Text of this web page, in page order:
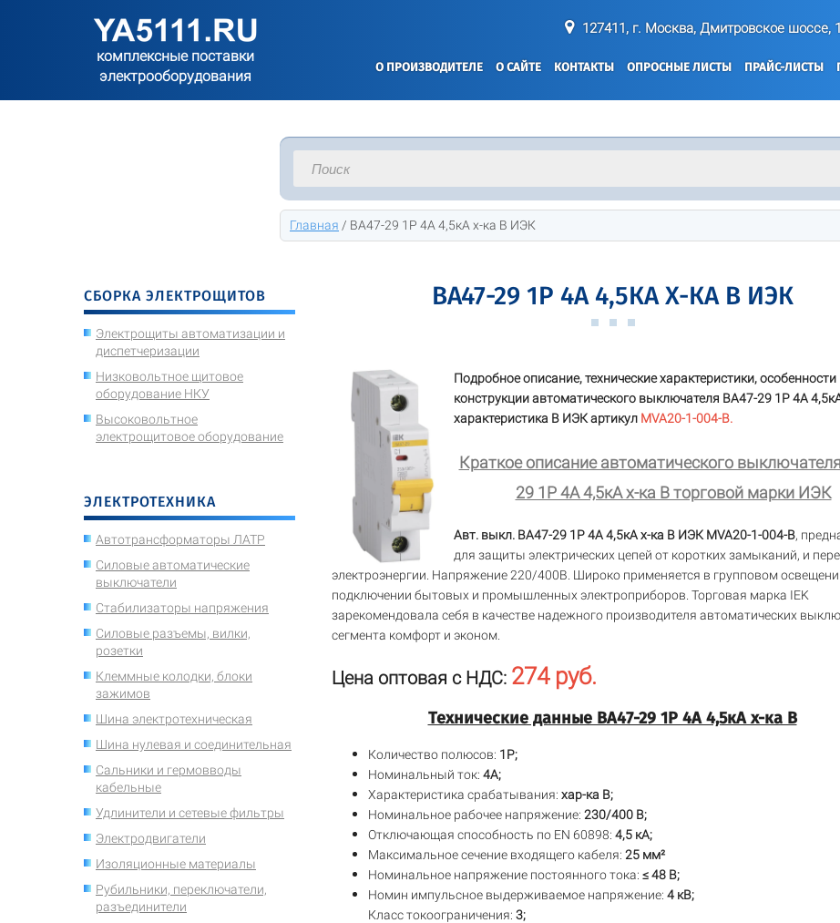
127411, г. Москва, Дмитровское шоссе,
комплексные поставки
электрооборудования
О ПРОИЗВОДИТЕЛЕ О САЙТЕ КОНТАКТЫ ОПРОСНЫЕ ЛИСТЫ ПРАЙС-ЛИСТЫ
Главная / ВА47-29 1Р 4А 4,5кА х-ка В ИЭК
СБОРКА ЭЛЕКТРОЩИТОВ
Электрощиты автоматизации и
диспетчеризации
Низковольтное щитовое
оборудование НКУ
Высоковольтное
электрощитовое оборудование
ЭЛЕКТРОТЕХНИКА
Автотрансформаторы ЛАТР
Силовые автоматические
выключатели
Стабилизаторы напряжения
Силовые разъемы, вилки,
розетки
Клеммные колодки, блоки
зажимов
Шина электротехническая
Шина нулевая и соединительная
Сальники и гермовводы
кабельные
Удлинители и сетевые фильтры
Электродвигатели
Изоляционные материалы
Рубильники, переключатели,
разъединители
ВА47-29 1Р 4А 4,5КА Х-КА В ИЭК
Подробное описание, технические характеристики, особенности
конструкции автоматического выключателя ВА47-29 1Р 4А
характеристика В ИЭК артикул MVA20-1-004-B.
Краткое описание автоматического
29 1Р 4А 4,5кА х-ка В торговой марки ИЭК
Авт. выкл. ВА47-29 1Р 4А 4,5кА х-ка В ИЭК MVA20-1-004-B,
для защиты электрических цепей от коротких замыканий, и
электроэнергии. Напряжение 220/400В. Широко применяется в групповом
подключении бытовых и промышленных электроприборов. Торговая марка IEK
зарекомендовала себя в качестве надежного производителя автоматических
сегмента комфорт и эконом.
Цена оптовая с НДС: 274 руб.
Технические данные ВА47-29 1Р 4А 4,5кА х-ка В
Количество полюсов: 1P;
Номинальный ток: 4А;
Характеристика срабатывания: хар-ка В;
Номинальное рабочее напряжение: 230/400 В;
Отключающая способность по EN 60898: 4,5 кА;
Максимальное сечение входящего кабеля: 25 мм²
Номинальное напряжение постоянного тока: ≤ 48 В;
Номин импульсное выдерживаемое напряжение: 4 кВ;
Класс токоограничения: 3;